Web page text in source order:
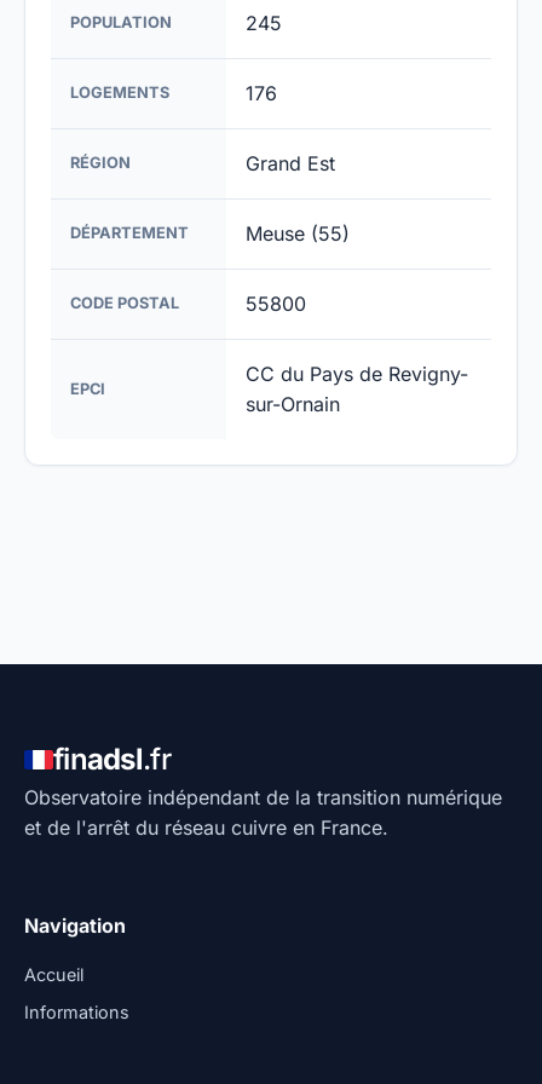
POPULATION 245
LOGEMENTS 176
RÉGION Grand Est
DÉPARTEMENT Meuse (55)
CODE POSTAL 55800
EPCI
CC du Pays de Revigny-
sur-Ornain
finadsl.fr
Observatoire indépendant de la transition numérique
et de l'arrêt du réseau cuivre en France.
Navigation
Accueil
Informations